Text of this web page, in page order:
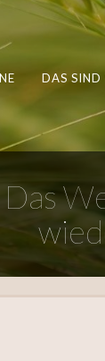
DAS SIND